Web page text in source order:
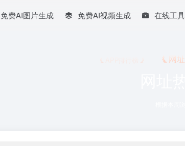
免费AI图片生成 免费AI视频生成 在线工具
网